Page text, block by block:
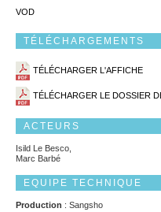
VOD
TÉLÉCHARGEMENTS
TÉLÉCHARGER L'AFFICHE
TÉLÉCHARGER LE DOSSIER
ACTEURS
Isild Le Besco,
Marc Barbé
EQUIPE TECHNIQUE
Production : Sangsho